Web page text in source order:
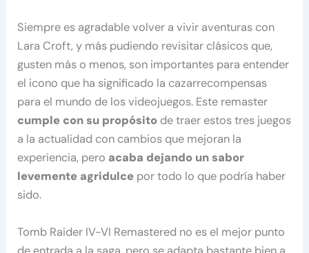
Siempre es agradable volver a vivir aventuras con
Lara Croft, y más pudiendo revisitar clásicos que,
gusten más o menos, son importantes para entender
el icono que ha significado la cazarrecompensas
para el mundo de los videojuegos. Este remaster
cumple con su propósito de traer estos tres juegos
a la actualidad con cambios que mejoran la
experiencia, pero acaba dejando un sabor
levemente agridulce por todo lo que podría haber
sido.
Tomb Raider IV-VI Remastered no es el mejor punto